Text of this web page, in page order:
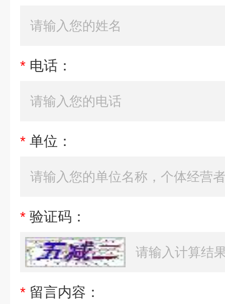
* 电话：
* 单位：
* 验证码：
* 留言内容：